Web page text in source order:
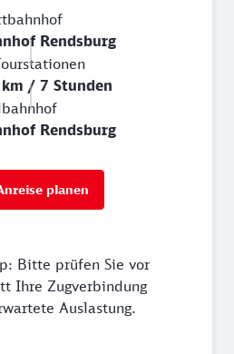
Rendsburg
/ 7 Stunden
Rendsburg
planen
Bitte prüfen Sie vor
Ihre Zugverbindung
Auslastung.